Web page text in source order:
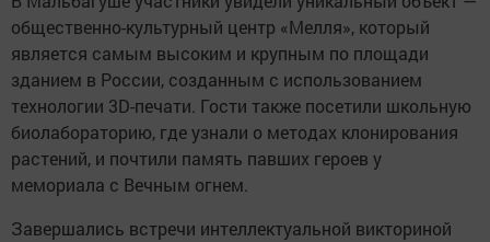
общественно-культурный центр «Мелля», который
является самым высоким и крупным по площади
зданием в России, созданным с использованием
технологии 3D-печати. Гости также посетили школьную
биолабораторию, где узнали о методах клонирования
растений, и почтили память павших героев у
мемориала с Вечным огнем.
Завершались встречи интеллектуальной викториной